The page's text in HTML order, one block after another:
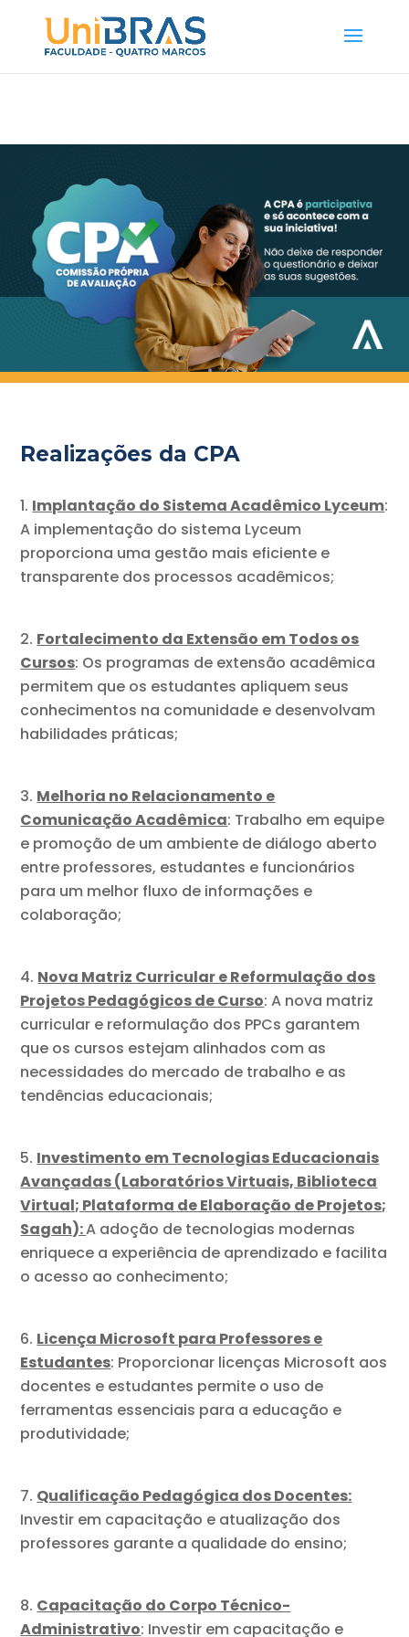
Realizações da CPA
Implantação do Sistema Acadêmico Lyceum:
A implementação do sistema Lyceum
proporciona uma gestão mais eficiente e
transparente dos processos acadêmicos;
Fortalecimento da Extensão em Todos os
Cursos: Os programas de extensão acadêmica
permitem que os estudantes apliquem seus
conhecimentos na comunidade e desenvolvam
habilidades práticas;
Melhoria no Relacionamento e
Comunicação Acadêmica: Trabalho em equipe
e promoção de um ambiente de diálogo aberto
entre professores, estudantes e funcionários
para um melhor fluxo de informações e
colaboração;
Nova Matriz Curricular e Reformulação dos
Projetos Pedagógicos de Curso: A nova matriz
curricular e reformulação dos PPCs garantem
que os cursos estejam alinhados com as
necessidades do mercado de trabalho e as
tendências educacionais;
Investimento em Tecnologias Educacionais
Avançadas (Laboratórios Virtuais, Biblioteca
Virtual; Plataforma de Elaboração de Projetos;
Sagah):A adoção de tecnologias modernas
enriquece a experiência de aprendizado e facilita
o acesso ao conhecimento;
Licença Microsoft para Professores e
Estudantes: Proporcionar licenças Microsoft aos
docentes e estudantes permite o uso de
ferramentas essenciais para a educação e
produtividade;
Qualificação Pedagógica dos Docentes:
Investir em capacitação e atualização dos
professores garante a qualidade do ensino;
Capacitação do Corpo Técnico-
Administrativo: Investir em capacitação e